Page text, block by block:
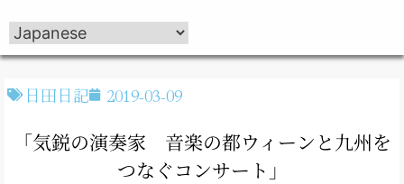
日田日記 2019-03-09
「気鋭の演奏家 音楽の都ウィーンと九州を
つなぐコンサート」